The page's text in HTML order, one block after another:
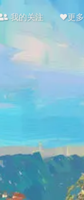
我的关注 ❤️更多